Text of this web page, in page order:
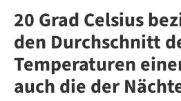
20 Grad Celsius
den Durchschnitt
Temperaturen
auch die der